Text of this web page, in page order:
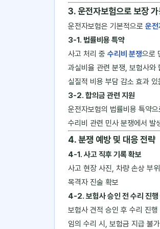
3. 운전자보험으로 보장 가
운전자보험은 기본적으로 운전
3-1. 법률비용 특약
사고 처리 중 수리비 분쟁으로
과실비율 관련 분쟁, 보험사와
실질적 비용 부담 감소 효과 있
3-2. 합의금 관련 지원
운전자보험의 법률비용 특약으
수리비 관련 민사 분쟁에서 발
4. 분쟁 예방 및 대응 전략
4-1. 사고 직후 기록 확보
사고 현장 사진, 차량 손상 부
목격자 진술 확보
4-2. 보험사 승인 전 수리 진행
보험사 견적 승인 후 수리 진행
임의 수리 시, 보험금 지급 불